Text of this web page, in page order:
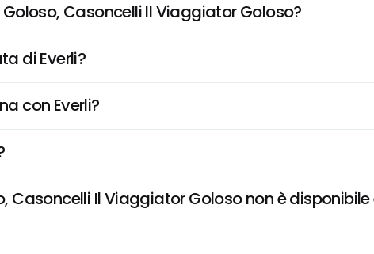
Casoncelli Il Viaggiator Goloso?
di Everli?
con Everli?
Casoncelli Il Viaggiator Goloso non è